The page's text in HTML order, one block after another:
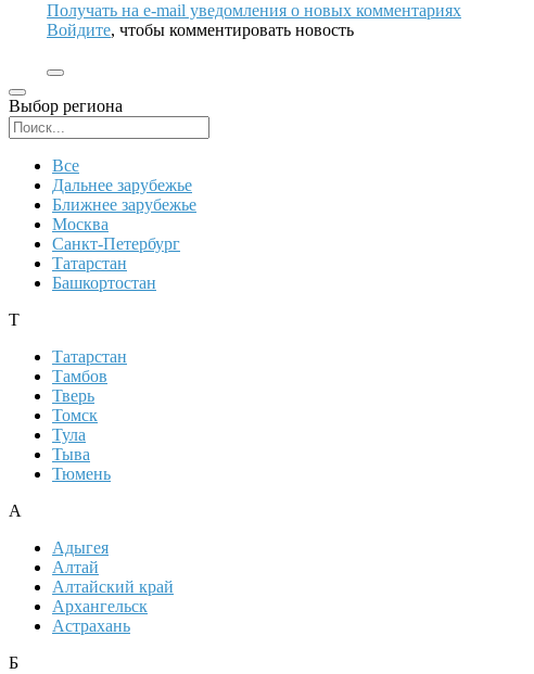
Получать на e‑mail уведомления о новых комментариях
Войдите, чтобы комментировать новость
Выбор региона
Все
Дальнее зарубежье
Ближнее зарубежье
Москва
Санкт-Петербург
Татарстан
Башкортостан
Т
Татарстан
Тамбов
Тверь
Томск
Тула
Тыва
Тюмень
А
Адыгея
Алтай
Алтайский край
Архангельск
Астрахань
Б